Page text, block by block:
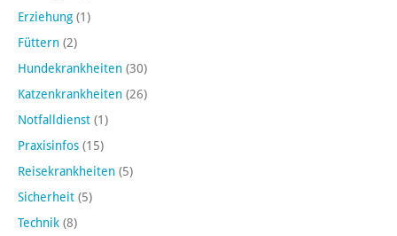
Erziehung (1)
Füttern (2)
Hundekrankheiten (30)
Katzenkrankheiten (26)
Notfalldienst (1)
Praxisinfos (15)
Reisekrankheiten (5)
Sicherheit (5)
Technik (8)